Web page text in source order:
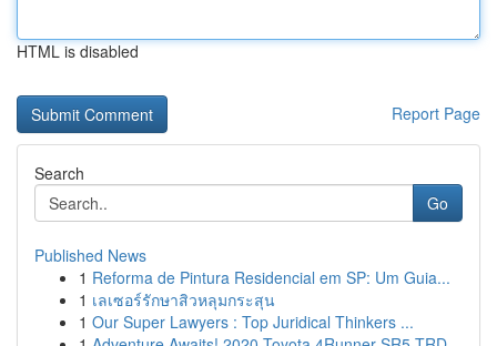
HTML is disabled
Report Page
Search
Go
Published News
1 Reforma de Pintura Residencial em SP: Um Guia...
1 เลเซอร์รักษาสิวหลุมกระสุน
1 Our Super Lawyers : Top Juridical Thinkers ...